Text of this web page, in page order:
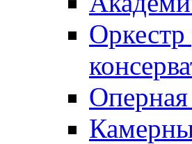
Оркестр
Оперная